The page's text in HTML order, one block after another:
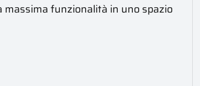
funzionalità in uno spazio